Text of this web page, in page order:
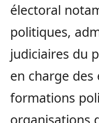
électoral
politiques,
judiciaires du
en charge des
formations
organisations